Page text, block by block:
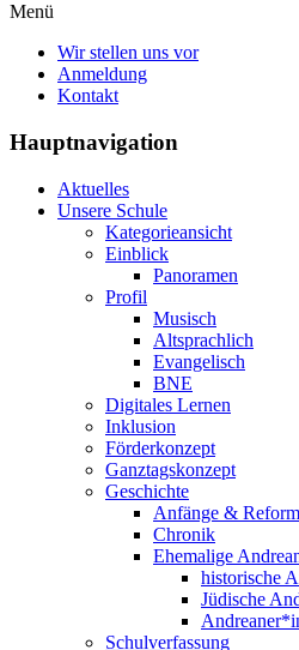
Menü
Wir stellen uns vor
Anmeldung
Kontakt
Hauptnavigation
Aktuelles
Unsere Schule
Kategorieansicht
Einblick
Panoramen
Profil
Musisch
Altsprachlich
Evangelisch
BNE
Digitales Lernen
Inklusion
Förderkonzept
Ganztagskonzept
Geschichte
Anfänge &
Chronik
Ehemalige
historische
Jüdische
Schulverfassung